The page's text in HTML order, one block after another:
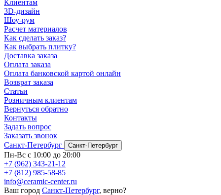
Клиентам
3D-дизайн
Шоу-рум
Расчет материалов
Как сделать заказ?
Как выбрать плитку?
Доставка заказа
Оплата заказа
Оплата банковской картой онлайн
Возврат заказа
Статьи
Розничным клиентам
Вернуться обратно
Контакты
Задать вопрос
Заказать звонок
Санкт-Петербург
Санкт-Петербург
Пн-Вс с 10:00 до 20:00
+7 (962) 343-21-12
+7 (812) 985-58-85
info@ceramic-center.ru
Ваш город Санкт-Петербург, верно?